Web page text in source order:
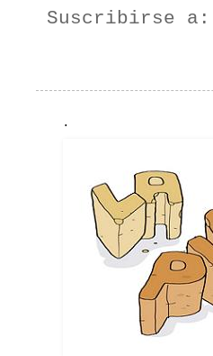
Suscribirse a:
.